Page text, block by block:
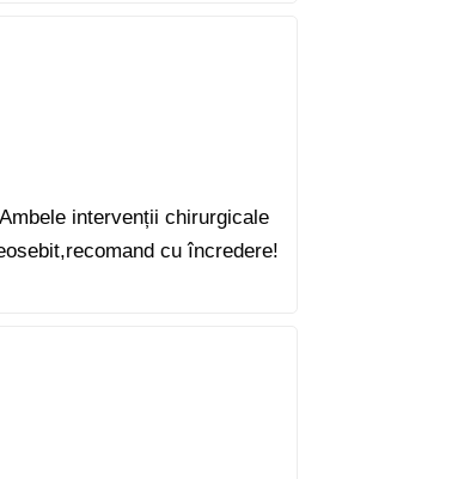
intervenții chirurgicale
cu încredere!